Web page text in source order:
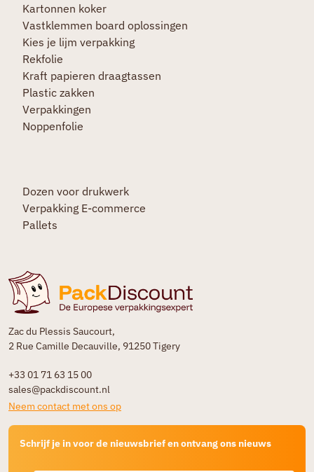
Zac du Plessis Saucourt,
2 Rue Camille Decauville, 91250 Tigery
+33 01 71 63 15 00
sales@packdiscount.nl
Neem contact met ons op
Schrijf je in voor de nieuwsbrief en ontvang ons nieuws
Kartonnen koker
Vastklemmen board oplossingen
Kies je lijm verpakking
Rekfolie
Kraft papieren draagtassen
Plastic zakken
Verpakkingen
Noppenfolie
Dozen voor drukwerk
Verpakking E-commerce
Pallets